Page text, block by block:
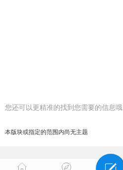
您还可以更精准的找到您需要的信息哦
本版块或指定的范围内尚无主题